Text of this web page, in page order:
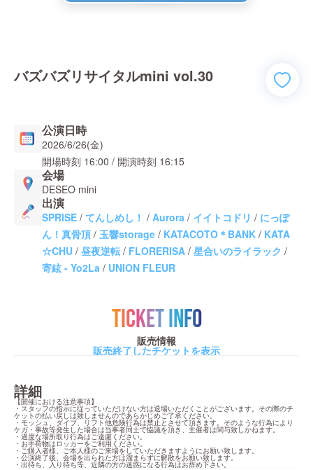
バズバズリサイタルmini vol.30
公演日時
2026/6/26(金)
開場時刻 16:00 / 開演時刻 16:15
会場
DESEO mini
出演
SPRISE / てんしめし！ / Aurora / イイトコドリ / にっぽ
ん！真骨頂 / 玉響storage / KATACOTO＊BANK / KATA
☆CHU / 昼夜逆転 / FLORERISA / 星合いのライラック /
寄絃 - Yo2La / UNION FLEUR
TICKET INFO
販売情報
販売終了したチケットを表示
詳細
【開催における注意事項】
・スタッフの指示に従っていただけない方は退場いただくことがございます。その際のチ
ケットの払い戻しは致しませんのであらかじめご了承ください。
・モッシュ、ダイブ、リフト他危険行為は禁止とさせて頂きます。そのような行為により
ケガ・事故等発生した場合は当事者同士で協議を頂き、主催者は関与致しかねます。
・過度な場所取り行為はご遠慮ください。
・お手荷物はロッカーをご利用ください。
・ご購入者様、ご本人様のご来場をしていただきますようにお願い致します。
・公演終了後、会場を出られた方は溜まらずに解散をお願い致します。
・出待ち、入り待ち等、近隣の方の迷惑になる行為はお辞め下さい。